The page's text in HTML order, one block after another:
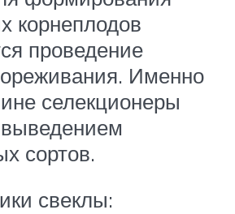
корнеплодов
проведение
Именно
селекционеры
сортов.
свеклы: